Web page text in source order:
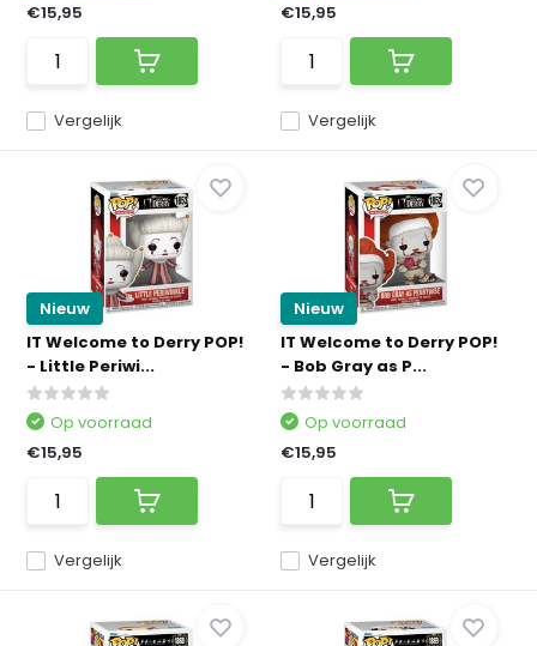
Vergelijk
€15,95
Vergelijk
€15,95
Nieuw
IT Welcome to Derry POP!
- Little Periwi...
Vergelijk
Op voorraad
€15,95
Nieuw
IT Welcome to Derry POP!
- Bob Gray as P...
Vergelijk
Op voorraad
€15,95